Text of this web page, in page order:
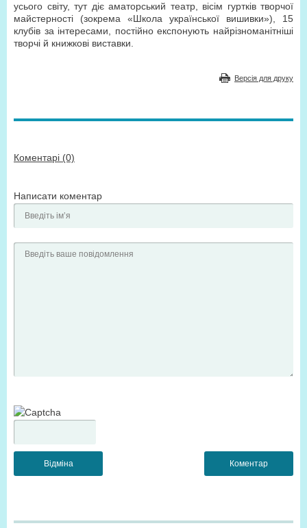
усього світу, тут діє аматорський театр, вісім гуртків творчої
майстерності (зокрема «Школа української вишивки»), 15
клубів за інтересами, постійно експонують найрізноманітніші
творчі й книжкові виставки.
Версія для друку
Коментарі (0)
Написати коментар